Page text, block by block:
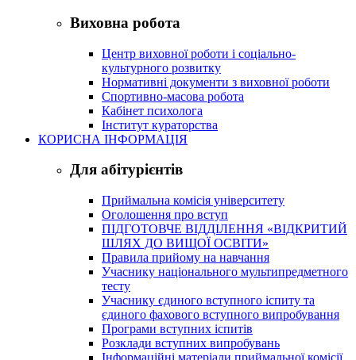
Виховна робота
Центр виховної роботи і соціально-
культурного розвитку
Нормативні документи з виховної роботи
Спортивно-масова робота
Кабінет психолога
Інститут кураторства
КОРИСНА ІНФОРМАЦІЯ
Для абітурієнтів
Приймальна комісія університету
Оголошення про вступ
ПІДГОТОВЧЕ ВІДДІЛЕННЯ «ВІДКРИТИЙ
ШЛЯХ ДО ВИЩОЇ ОСВІТИ»
Правила прийому на навчання
Учаснику національного мультипредметного
тесту
Учаснику єдиного вступного іспиту та
єдиного фахового вступного випробування
Програми вступних іспитів
Розклади вступних випробувань
Інформаційні матеріали приймальної комісії